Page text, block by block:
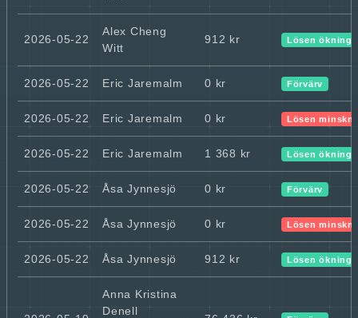
2026-05-22
Alex Cheng
Witt
912 kr Lösen ökning
2026-05-22 Eric Jaremalm 0 kr Förvärv
2026-05-22 Eric Jaremalm 0 kr Lösen
2026-05-22 Eric Jaremalm 1 368 kr Lösen ökning
2026-05-22 Åsa Jynnesjö 0 kr Förvärv
2026-05-22 Åsa Jynnesjö 0 kr Lösen
2026-05-22 Åsa Jynnesjö 912 kr Lösen ökning
Anna Kristina
Denell